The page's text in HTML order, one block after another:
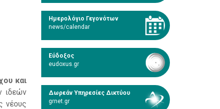
και
ιδεών
νέους
Ημερολόγιο Γεγονότων
news/calendar
Εύδοξος
eudoxus.gr
Δωρεάν Υπηρεσίες Δικτύου
grnet.gr